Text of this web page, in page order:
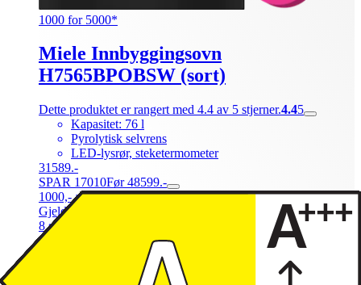
1000 for 5000*
Miele Innbyggingsovn
H7565BPOBSW (sort)
Dette produktet er rangert med 4.4 av 5 stjerner.4.45
Kapasitet: 76 l
Pyrolytisk selvrens
LED-lysrør, steketermometer
31589.-
SPAR 17010Før 48599.-
1000,- avslag pr 5000,- du handler for ved to eller flere.
Gjelder 27.07 - 09.08
8 stk. på nettlager
40554